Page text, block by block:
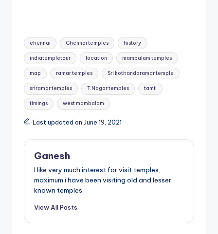
Tags:
chennai Chennai temples history
indiatempletour location mambalam temples
map ramar temples Sri kothandaramar temple
sriramar temples T.Nagar temples tamil
timings west mambalam
Last updated on June 19, 2021
Ganesh
I like very much interest for visit temples,
maximum i have been visiting old and lesser
known temples.
View All Posts